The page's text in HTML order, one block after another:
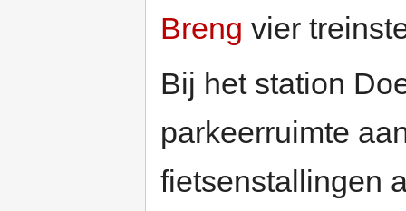
Breng vier
Bij het station
parkeerruimte
fietsenstallingen